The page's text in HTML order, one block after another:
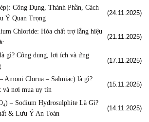
Công Dụng, Thành Phần, Cách
Ý Quan Trọng
(24.11.2025)
Chloride: Hóa chất trợ lắng hiệu
(21.11.2025)
gì? Công dụng, lợi ích và ứng
(17.11.2025)
Amoni Clorua – Salmiac) là gì?
và nơi mua uy tín
(15.11.2025)
– Sodium Hydrosulphite Là Gì?
& Lưu Ý An Toàn
(14.11.2025)